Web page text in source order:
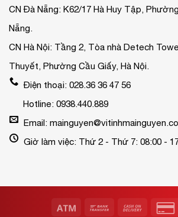
CN Đà Nẵng: K62/17 Hà Huy Tập,
Nẵng.
CN Hà Nội: Tầng 2, Tòa nhà Detech
Thuyết, Phường Cầu Giấy, Hà Nội.
Điện thoại: 028.36 36 47 56
Hotline: 0938.440.889
Email:
Giờ làm việc: Thứ 2 - Thứ 7: 08:00 -